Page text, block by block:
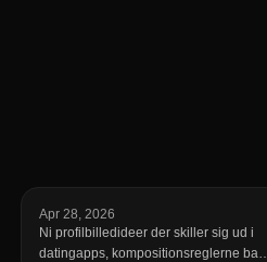
Apr 28, 2026
Ni profilbilledideer der skiller sig ud i
datingapps, kompositionsreglerne bag